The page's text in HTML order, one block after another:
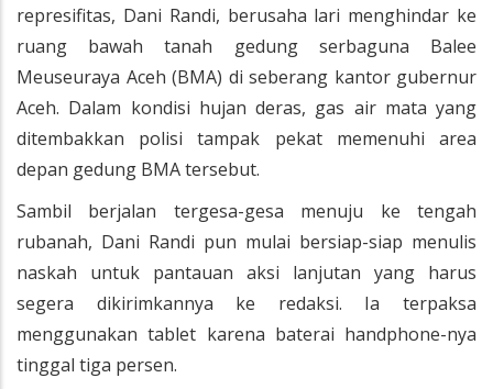
represifitas, Dani Randi, berusaha lari menghindar ke
ruang bawah tanah gedung serbaguna Balee
Meuseuraya Aceh (BMA) di seberang kantor gubernur
Aceh. Dalam kondisi hujan deras, gas air mata yang
ditembakkan polisi tampak pekat memenuhi area
depan gedung BMA tersebut.
Sambil berjalan tergesa-gesa menuju ke tengah
rubanah, Dani Randi pun mulai bersiap-siap menulis
naskah untuk pantauan aksi lanjutan yang harus
segera dikirimkannya ke redaksi. Ia terpaksa
menggunakan tablet karena baterai handphone-nya
tinggal tiga persen.